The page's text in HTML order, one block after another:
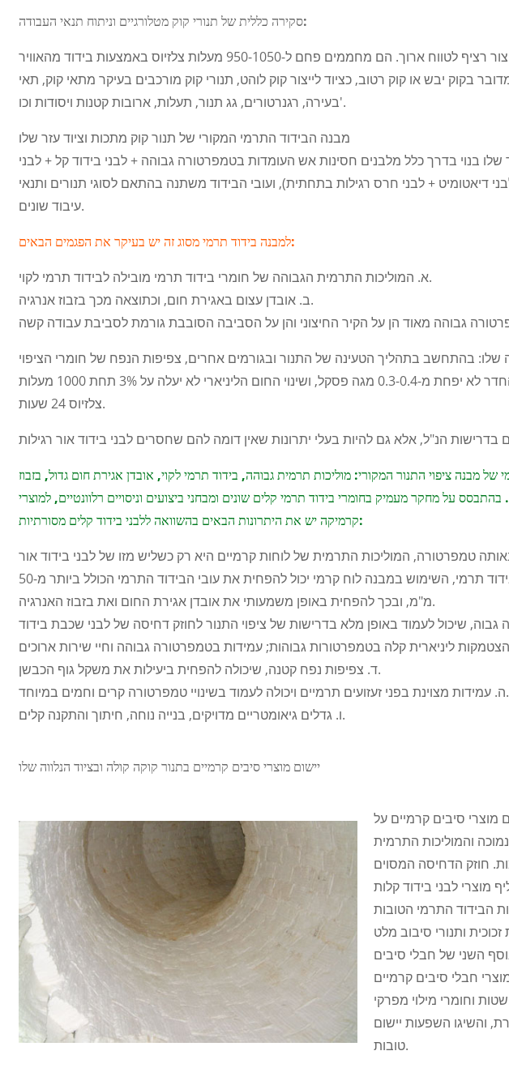
סקירה כללית של תנורי קוק מטלורגיים וניתוח תנאי העבודה:
תנורי קוק הם סוג של ציוד תרמי בעל מבנה מורכב הדורש ייצור רציף לטווח ארוך. הם מחממים פחם ל-950-1050 מעלות צלזיוס באמצעות בידוד מהאוויר
בקוק יבש או קוק רטוב, כציוד לייצור קוק לוהט, תנורי קוק מורכבים בעיקר מתאי קוק, תאי
בעירה, רגנרטורים, גג תנור, תעלות, ארובות קטנות ויסודות וכו'.
מבנה הבידוד התרמי המקורי של תנור קוק מתכות וציוד עזר שלו
בנוי בדרך כלל מלבנים חסינות אש העומדות בטמפרטורה גבוהה + לבני בידוד קל + לבני
+ לבני חרס רגילות בתחתית), ועובי הבידוד משתנה בהתאם לסוגי תנורים ותנאי
עיבוד שונים.
למבנה בידוד תרמי מסוג זה יש בעיקר את הפגמים הבאים:
א. המוליכות התרמית הגבוהה של חומרי בידוד תרמי מובילה לבידוד תרמי לקוי.
ב. אובדן עצום באגירת חום, וכתוצאה מכך בזבוז אנרגיה.
שלו: בהתחשב בתהליך הטעינה של התנור ובגורמים אחרים, צפיפות הנפח של חומרי הציפוי
לא תעלה על 600 ק"ג/מ"ק, חוזק הדחיסה בטמפרטורת החדר לא יפחת מ-0.3-0.4 מגה פסקל, ושינוי החום הליניארי לא יעלה על 3% תחת 1000 מעלות
צלזיוס 24 שעות.
מבנה ציפוי התנור המקורי: מוליכות תרמית גבוהה, בידוד תרמי לקוי, אובדן אגירת חום גדול, בזבוז
על מחקר מעמיק בחומרי בידוד תרמי קלים שונים ומבחני ביצועים וניסויים רלוונטיים, למוצרי
קרמיקה יש את היתרונות הבאים בהשוואה ללבני בידוד קלים מסורתיות:
טמפרטורה, המוליכות התרמית של לוחות קרמיים היא רק כשליש מזו של לבני בידוד אור
רגילות. כמו כן, באותן נסיבות, כדי להשיג את אותה אפקט בידוד תרמי, השימוש במבנה לוח קרמי יכול להפחית את עובי הבידוד התרמי הכולל ביותר מ-50
מ"מ, ובכך להפחית באופן משמעותי את אובדן אגירת החום ואת בזבוז האנרגיה.
ד. צפיפות נפח קטנה, שיכולה להפחית ביעילות את משקל גוף הכבשן.
ה. עמידות מצוינת בפני זעזועים תרמיים ויכולה לעמוד בשינויי טמפרטורה קרים וחמים במיוחד.
ו. גדלים גיאומטריים מדויקים, בנייה נוחה, חיתוך והתקנה קלים.
יישום מוצרי סיבים קרמיים בתנור קוקה קולה ובציוד הנלווה שלו
מוצרי סיבים קרמיים על
והמוליכות התרמית
חוזק הדחיסה המסוים
מוצרי לבני בידוד קלות
הבידוד התרמי הטובות
ותנורי סיבוב מלט
השני של חבלי סיבים
חבלי סיבים קרמיים
וחומרי מילוי מפרקי
והשיגו השפעות יישום
טובות.